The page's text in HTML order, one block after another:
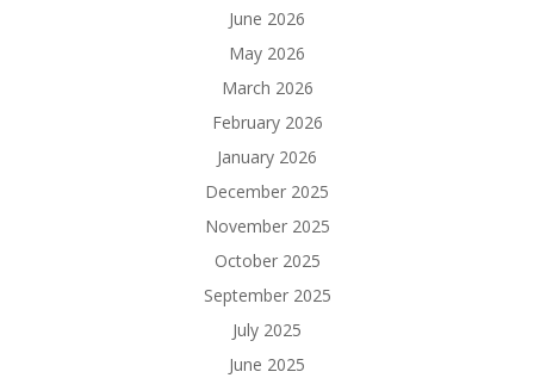
June 2026
May 2026
March 2026
February 2026
January 2026
December 2025
November 2025
October 2025
September 2025
July 2025
June 2025